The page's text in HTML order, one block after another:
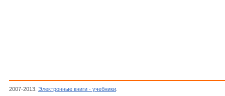
2007-2013. Электронные книги - учебники